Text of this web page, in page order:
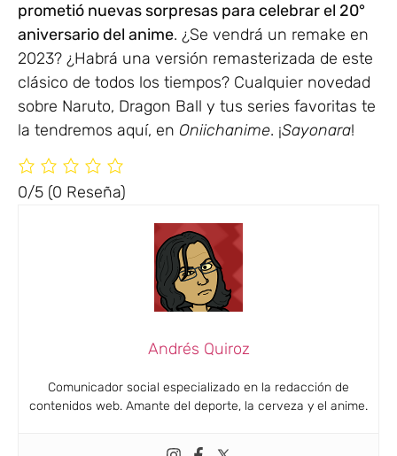
prometió nuevas sorpresas para celebrar el 20°
aniversario del anime. ¿Se vendrá un remake en
2023? ¿Habrá una versión remasterizada de este
clásico de todos los tiempos? Cualquier novedad
sobre Naruto, Dragon Ball y tus series favoritas te
la tendremos aquí, en Oniichanime. ¡Sayonara!
0/5 (0 Reseña)
Andrés Quiroz
Comunicador social especializado en la redacción de
contenidos web. Amante del deporte, la cerveza y el anime.